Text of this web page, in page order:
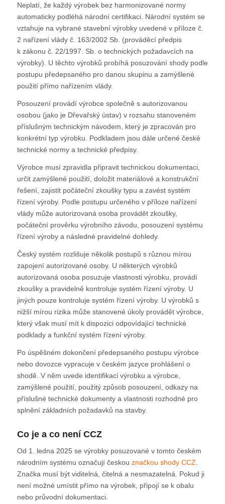
Neplatí, že každý výrobek bez harmonizované normy
automaticky podléhá národní certifikaci. Národní systém se
vztahuje na vybrané stavební výrobky uvedené v příloze č.
2 nařízení vlády č. 163/2002 Sb. (prováděcí předpis
k zákonu č. 22/1997. Sb. o technických požadavcích na
výrobky). U těchto výrobků probíhá posuzování shody podle
postupu předepsaného pro danou skupinu a zamýšlené
použití přímo nařízením vlády.
Posouzení provádí výrobce společně s autorizovanou
osobou (jako je Dřevařský ústav) v rozsahu stanoveném
příslušným technickým návodem, který je zpracován pro
konkrétní typ výrobku. Podkladem jsou dále určené české
technické normy a technické předpisy.
Výrobce musí zpravidla připravit technickou dokumentaci,
určit zamýšlené použití, doložit materiálové a konstrukční
řešení, zajistit počáteční zkoušky typu a zavést systém
řízení výroby. Podle postupu určeného v příloze nařízení
vlády může autorizovaná osoba provádět zkoušky,
počáteční prověrku výrobního závodu, posouzení systému
řízení výroby a následné pravidelné dohledy.
Český systém rozlišuje několik postupů s různou mírou
zapojení autorizované osoby. U některých výrobků
autorizovaná osoba posuzuje vlastnosti výrobku, provádí
zkoušky a pravidelně kontroluje systém řízení výroby. U
jiných pouze kontroluje systém řízení výroby. U výrobků s
nižší mírou rizika může stanovené úkoly provádět výrobce,
který však musí mít k dispozici odpovídající technické
podklady a funkční systém řízení výroby.
Po úspěšném dokončení předepsaného postupu výrobce
nebo dovozce vypracuje v českém jazyce prohlášení o
shodě. V něm uvede identifikaci výrobku a výrobce,
zamýšlené použití, použitý způsob posouzení, odkazy na
příslušné technické dokumenty a vlastnosti rozhodné pro
splnění základních požadavků na stavby.
Co je a co není CCZ
Od 1. ledna 2025 se výrobky posuzované v tomto českém
národním systému označují českou značkou shody CCZ
Značka musí být viditelná, čitelná a nesmazatelná. Pokud ji
není možné umístit přímo na výrobek, připojí se k obalu
nebo průvodní dokumentaci.